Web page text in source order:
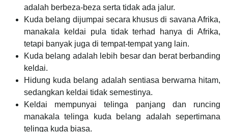
adalah berbeza-beza serta tidak ada jalur.
Kuda belang dijumpai secara khusus di savana Afrika,
manakala keldai pula tidak terhad hanya di Afrika,
tetapi banyak juga di tempat-tempat yang lain.
Kuda belang adalah lebih besar dan berat berbanding
keldai.
Hidung kuda belang adalah sentiasa berwarna hitam,
sedangkan keldai tidak semestinya.
Keldai mempunyai telinga panjang dan runcing
manakala telinga kuda belang adalah sepertimana
telinga kuda biasa.